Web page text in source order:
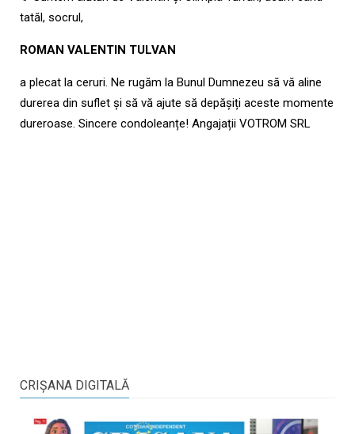
tatăl, socrul,
ROMAN VALENTIN TULVAN
a plecat la ceruri. Ne rugăm la Bunul Dumnezeu să vă aline
durerea din suflet și să vă ajute să depășiți aceste momente
dureroase. Sincere condoleanțe! Angajații VOTROM SRL
CRIŞANA DIGITALĂ